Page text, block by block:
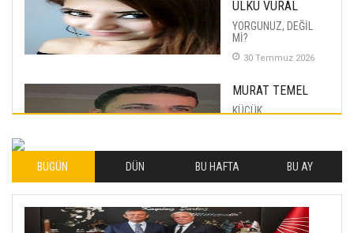
ÜLKÜ VURAL
YORGUNUZ, DEĞİL
Mİ?
30 Temmuz 2026
MURAT TEMEL
KÜÇÜK
İLHAN YILMAZ
SOFRADA AYRIMCILIK
VAR
26 Subat 2026
BUGÜN DÜN BU HAFTA BU AY